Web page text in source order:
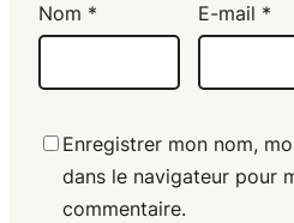
Nom * E-mail *
Enregistrer mon nom,
dans le navigateur pour
commentaire.